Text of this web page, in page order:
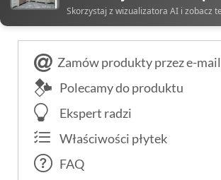
Skorzystaj z wizualizatora AI i zobacz
Zamów produkty przez e-mail
Polecamy do produktu
Ekspert radzi
Właściwości płytek
FAQ